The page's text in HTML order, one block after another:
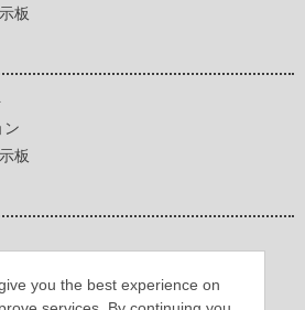
you the best experience on
板
ン
板